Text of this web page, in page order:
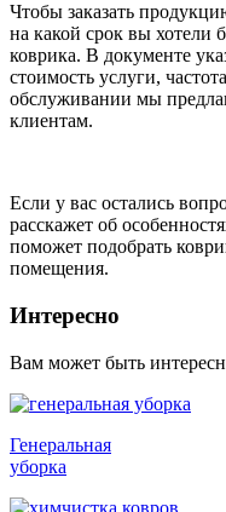
Чтобы заказать
на какой срок вы хотели
коврика. В документе
стоимость услуги,
обслуживании мы
клиентам.
Если у вас остались
расскажет об
поможет подобрать
помещения.
Интересно
Вам может быть
Генеральная
уборка